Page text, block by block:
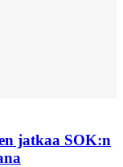
jatkaa SOK:n